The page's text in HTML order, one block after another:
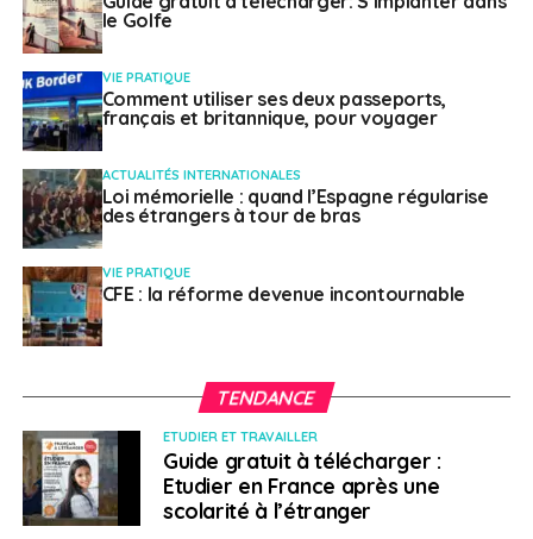
consultée à la page du
espagnol).
Pour les personnes n’entrant pas dans la
catégorie dérogatoire mentionnée ci-dessus, la
sortie du territoire chilien est limitée aux
situations extraordinaires ou impérieuses
(activités essentielles pour le pays, situation
humanitaire, motif sanitaire, départ définitif du
Chili).
Plus d’informations sur les conditions d’entrée au
Site de l’ambassade de France au Chili.
> Honduras
le Golfe
VIE PRATIQUE
Comment utiliser ses deux passeports,
français et britannique, pour voyager
ACTUALITÉS INTERNATIONALES
Loi mémorielle : quand l’Espagne régularise
des étrangers à tour de bras
VIE PRATIQUE
CFE : la réforme devenue incontournable
TENDANCE
ETUDIER ET TRAVAILLER
Guide gratuit à télécharger :
Etudier en France après une
scolarité à l’étranger